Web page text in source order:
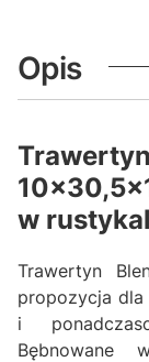
Opis
w
Trawertyn
propozycja dla
i
Bębnowane